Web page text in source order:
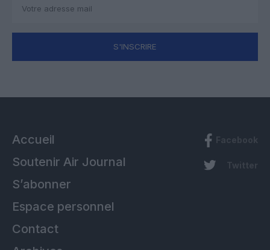
S'INSCRIRE
Accueil
Soutenir Air Journal
S’abonner
Espace personnel
Contact